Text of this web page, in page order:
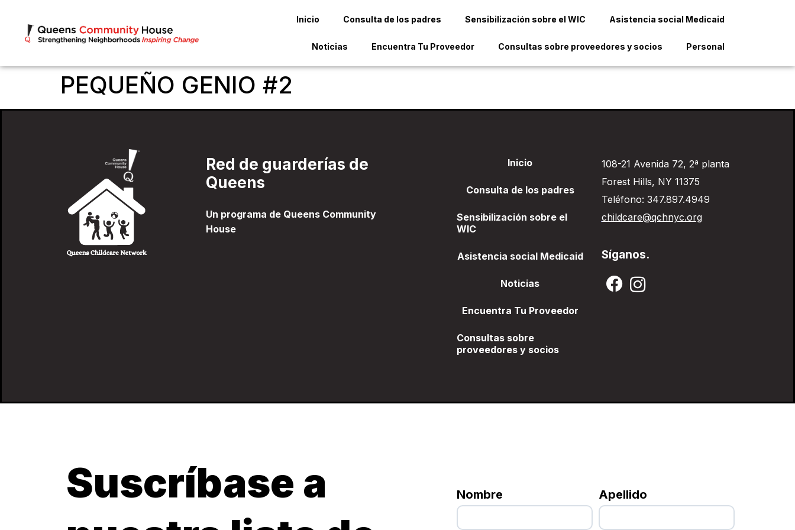
Inicio Consulta de los padres Sensibilización sobre el WIC Asistencia social Medicaid
Noticias Encuentra Tu Proveedor Consultas sobre proveedores y socios Personal
PEQUEÑO GENIO #2
Red de guarderías de
Queens
Un programa de Queens Community
House
Inicio
Consulta de los padres
Sensibilización sobre el
WIC
Asistencia social Medicaid
Noticias
Encuentra Tu Proveedor
Consultas sobre
proveedores y socios
108-21 Avenida 72, 2ª planta
Forest Hills, NY 11375
Teléfono: 347.897.4949
childcare@qchnyc.org
Síganos.
Suscríbase a
Nombre Apellido